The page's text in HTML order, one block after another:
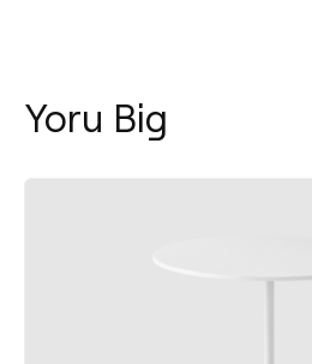
Yoru Big